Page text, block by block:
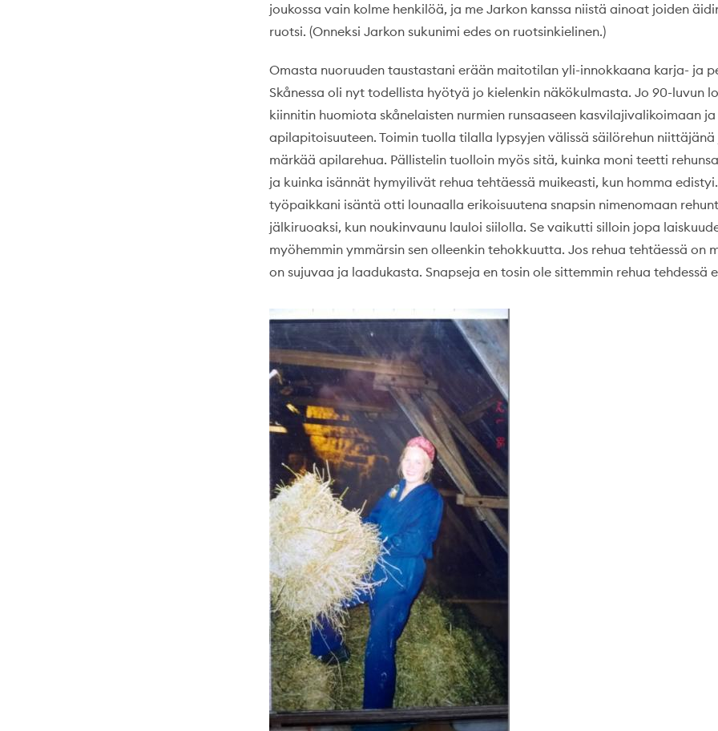
joukossa vain kolme henkilöä, ja me Jarkon kanssa niistä ainoat joiden
ruotsi. (Onneksi Jarkon sukunimi edes on ruotsinkielinen.)
Omasta nuoruuden taustastani erään maitotilan yli-innokkaana karja- ja
Skånessa oli nyt todellista hyötyä jo kielenkin näkökulmasta. Jo 90-luvun
kiinnitin huomiota skånelaisten nurmien runsaaseen kasvilajivalikoimaan ja
apilapitoisuuteen. Toimin tuolla tilalla lypsyjen välissä säilörehun niittäjänä
märkää apilarehua. Pällistelin tuolloin myös sitä, kuinka moni teetti
ja kuinka isännät hymyilivät rehua tehtäessä muikeasti, kun homma
työpaikkani isäntä otti lounaalla erikoisuutena snapsin nimenomaan
jälkiruoaksi, kun noukinvaunu lauloi siilolla. Se vaikutti silloin jopa
myöhemmin ymmärsin sen olleenkin tehokkuutta. Jos rehua tehtäessä on
on sujuvaa ja laadukasta. Snapseja en tosin ole sittemmin rehua tehdessä